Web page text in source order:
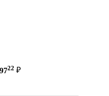
22 ₽